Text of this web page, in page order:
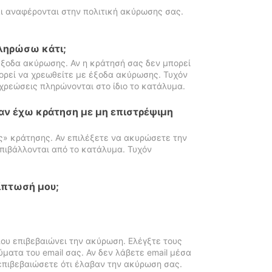
στην πολιτική ακύρωσης σας.
κάτι;
ακύρωσης. Αν η κράτησή σας δεν μπορεί
να χρεωθείτε με έξοδα ακύρωσης. Τυχόν
πληρώνονται στο ίδιο το κατάλυμα.
έχω κράτηση με μη επιστρέψιμη
κράτησης. Αν επιλέξετε να ακυρώσετε την
από το κατάλυμα. Τυχόν
μου;
επιβεβαιώνει την ακύρωση. Ελέγξτε τους
του email σας. Αν δεν λάβετε email μέσα
ότι έλαβαν την ακύρωση σας.